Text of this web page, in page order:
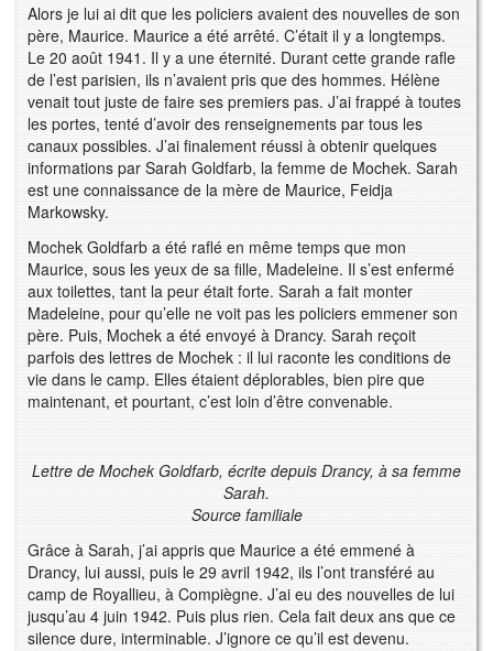
Alors je lui ai dit que les policiers avaient des nouvelles de son
père, Maurice. Maurice a été arrêté. C’était il y a longtemps.
Le 20 août 1941. Il y a une éternité. Durant cette grande rafle
de l’est parisien, ils n’avaient pris que des hommes. Hélène
venait tout juste de faire ses premiers pas. J’ai frappé à toutes
les portes, tenté d’avoir des renseignements par tous les
canaux possibles. J’ai finalement réussi à obtenir quelques
informations par Sarah Goldfarb, la femme de Mochek. Sarah
est une connaissance de la mère de Maurice, Feidja
Markowsky.
Mochek Goldfarb a été raflé en même temps que mon
Maurice, sous les yeux de sa fille, Madeleine. Il s’est enfermé
aux toilettes, tant la peur était forte. Sarah a fait monter
Madeleine, pour qu’elle ne voit pas les policiers emmener son
père. Puis, Mochek a été envoyé à Drancy. Sarah reçoit
parfois des lettres de Mochek : il lui raconte les conditions de
vie dans le camp. Elles étaient déplorables, bien pire que
maintenant, et pourtant, c’est loin d’être convenable.
Lettre de Mochek Goldfarb, écrite depuis Drancy, à sa femme
Sarah.
Source familiale
Grâce à Sarah, j’ai appris que Maurice a été emmené à
Drancy, lui aussi, puis le 29 avril 1942, ils l’ont transféré au
camp de Royallieu, à Compiègne. J’ai eu des nouvelles de lui
jusqu’au 4 juin 1942. Puis plus rien. Cela fait deux ans que ce
silence dure, interminable. J’ignore ce qu’il est devenu.